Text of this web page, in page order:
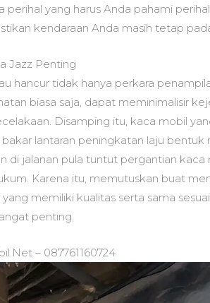
yang harus Anda pahami
kendaraan Anda masih tetap
Jazz Penting
hancur tidak hanya perkara
biasa saja, dapat meminimalisir
Disamping itu, kaca mobil
lantaran peningkatan laju bentuk
di jalanan pula tuntut pergantian kaca
Karena itu, memutuskan buat
memiliki kualitas serta sama
penting.
– 087761160724